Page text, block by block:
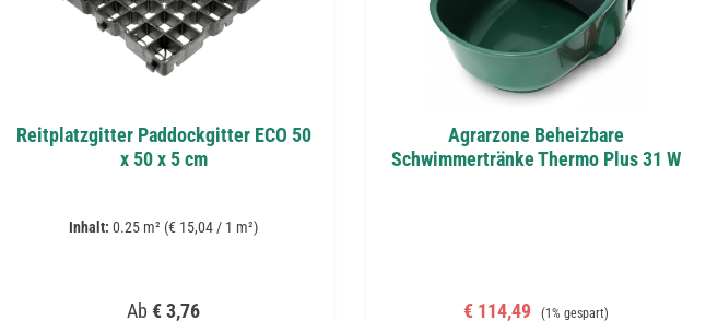
Reitplatzgitter Paddockgitter ECO 50
x 50 x 5 cm
Inhalt: 0.25 m² (€ 15,04 / 1 m²)
Regulärer Preis:
Ab € 3,76
Agrarzone Beheizbare
Schwimmertränke Thermo Plus 31 W
Verkaufspreis:
€ 114,49 Regulärer Preis:
(1% gespart)